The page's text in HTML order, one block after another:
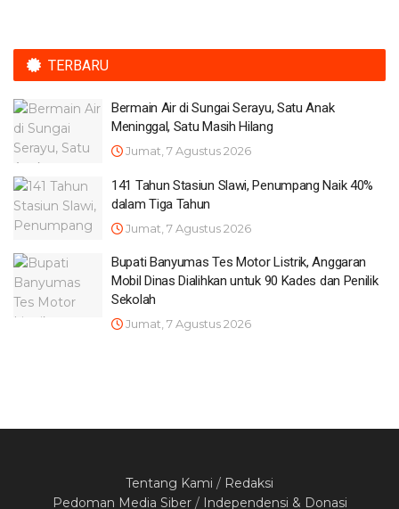
TERBARU
Bermain Air di Sungai Serayu, Satu Anak
Meninggal, Satu Masih Hilang
Jumat, 7 Agustus 2026
141 Tahun Stasiun Slawi, Penumpang Naik 40%
dalam Tiga Tahun
Jumat, 7 Agustus 2026
Bupati Banyumas Tes Motor Listrik, Anggaran
Mobil Dinas Dialihkan untuk 90 Kades dan Penilik
Sekolah
Jumat, 7 Agustus 2026
Tentang Kami / Redaksi
Pedoman Media Siber/ Independensi & Donasi